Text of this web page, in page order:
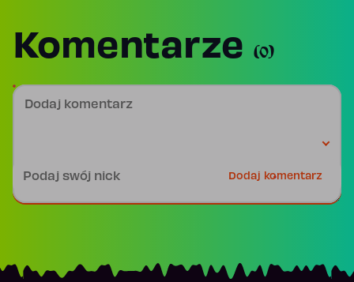
Komentarze (0)
Dodaj komentarz
Dodaj komentarz